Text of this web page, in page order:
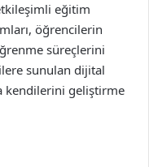
eğitim
öğrencilerin
süreçlerini
sunulan dijital
kendilerini geliştirme